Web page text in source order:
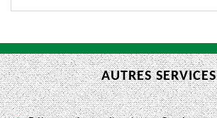
AUTRES SERVICES